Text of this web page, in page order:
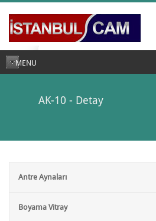
MENU
AK-10 - Detay
Antre Aynaları
Boyama Vitray